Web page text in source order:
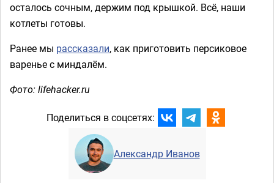
осталось сочным, держим под крышкой. Всё, наши
котлеты готовы.
Ранее мы рассказали, как приготовить персиковое
варенье с миндалём.
Фото: lifehacker.ru
Поделиться в соцсетях:
Александр Иванов